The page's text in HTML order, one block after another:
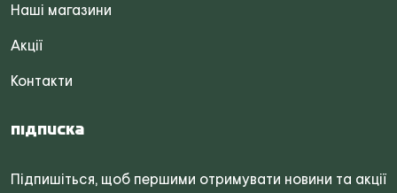
Наші магазини
Акції
Контакти
Підписка
Підпишіться, щоб першими отримувати новини та акції